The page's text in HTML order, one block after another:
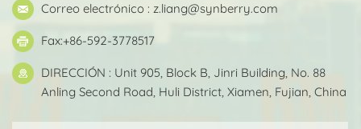
Correo electrónico : z.liang@synberry.com
Fax:+86-592-3778517
DIRECCIÓN : Unit 905, Block B, Jinri Building, No. 88
Anling Second Road, Huli District, Xiamen, Fujian, China